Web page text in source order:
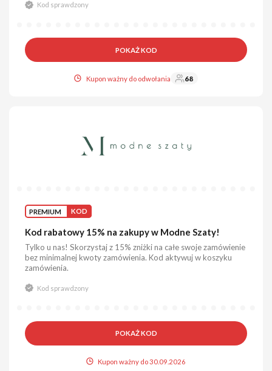
Kod sprawdzony
POKAŻ KOD
Kupon ważny do odwołania 68
PREMIUM KOD
Kod rabatowy 15% na zakupy w Modne Szaty!
Tylko u nas! Skorzystaj z 15% zniżki na całe swoje zamówienie
bez minimalnej kwoty zamówienia. Kod aktywuj w koszyku
zamówienia.
Kod sprawdzony
POKAŻ KOD
Kupon ważny do 30.09.2026